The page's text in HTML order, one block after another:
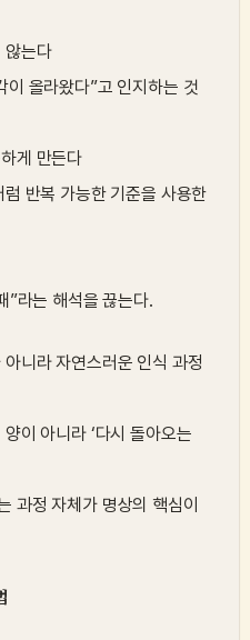
않는다
이 올라왔다”고 인지하는 것
게 만든다
반복 가능한 기준을 사용한
”라는 해석을 끊는다.
니라 자연스러운 인식 과정
이 아니라 ‘다시 돌아오는
과정 자체가 명상의 핵심이